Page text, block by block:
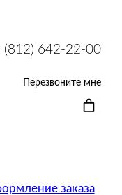
(812) 642-22-00
Перезвоните мне
заказа